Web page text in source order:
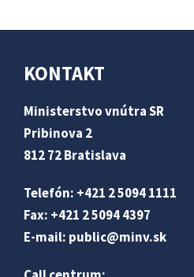
KONTAKT
Ministerstvo vnútra SR
Pribinova 2
812 72 Bratislava
Telefón: +421 2 5094 1111
Fax: +421 2 5094 4397
E-mail: public@minv.sk